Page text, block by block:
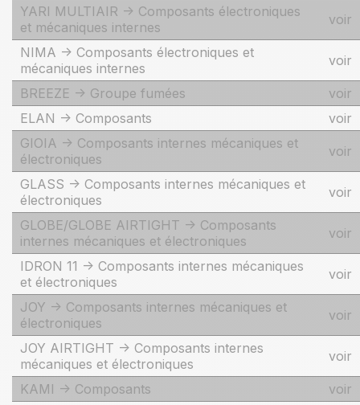
YARI MULTIAIR -> Composants électroniques
et mécaniques internes
voir
NIMA -> Composants électroniques et
mécaniques internes
voir
BREEZE -> Groupe fumées
voir
ELAN -> Composants
voir
GIOIA -> Composants internes mécaniques et
électroniques
voir
GLASS -> Composants internes mécaniques et
électroniques
voir
GLOBE/GLOBE AIRTIGHT -> Composants
internes mécaniques et électroniques
voir
IDRON 11 -> Composants internes mécaniques
et électroniques
voir
JOY -> Composants internes mécaniques et
électroniques
voir
JOY AIRTIGHT -> Composants internes
mécaniques et électroniques
voir
KAMI -> Composants
voir